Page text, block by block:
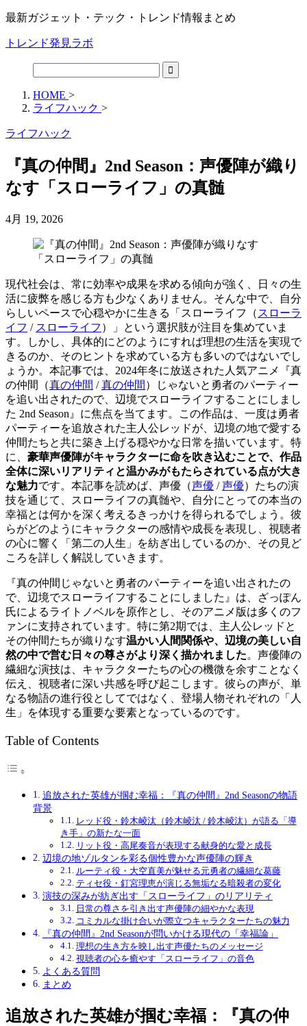
最新ガジェット・テック・トレンド情報まとめ
トレンド発見ラボ
HOME >
ライフハック >
ライフハック
『真の仲間』2nd Season：声優陣が織り
なす「スローライフ」の真髄
4月 19, 2026
現代社会は、常に効率や成果を求める傾向が強く、日々の生
活に疲弊を感じる方も少なくありません。そんな中で、自分
らしいペースで心穏やかに生きる「 スローライフ（ スローラ
イフ / スローライフ ）
」という選択肢が注目を集めていま
す。しかし、具体的にどのようにすれば理想の生活を実現で
きるのか、そのヒントを求めている方も多いのではないでし
ょうか。本記事では、2024年冬に放送された人気アニメ『真
の仲間（真の仲間 /真の仲間 ）
じゃないと勇者のパーティー
を追い出されたので、辺境でスローライフすることにしまし
た 2nd Season』に焦点を当てます。この作品は、一度は勇者
パーティーを追放された主人公レッドが、辺境の地で愛する
仲間たちと共に築き上げる穏やかな日常を描いています。特
に、 豪華声優陣がキャラクターに命を吹き込むことで、作品
全体に深いリアリティと温かみがもたらされている点が大き
な魅力です。本記事を読めば、 声優（声優 /声優） たちの演
技を通じて、スローライフの真髄や、自分にとっての本当の
幸福とは何かを深く考えるきっかけを得られるでしょう。彼
らがどのようにキャラクターの感情や成長を表現し、視聴者
の心に響く「第二の人生」を紡ぎ出しているのか、その見ど
ころを詳しく解説していきます。
『真の仲間じゃないと勇者のパーティーを追い出されたの
で、辺境でスローライフすることにしました』は、ざっぽん
氏によるライトノベルを原作とし、そのアニメ版は多くのフ
ァンに支持されています。特に第2期では、主人公レッドと
その仲間たちが織りなす温かい人間関係や、辺境の美しい自
然の中で営む日々の尊さがより深く描かれました。声優陣の
繊細な演技は、キャラクターたちの心の機微を余すことなく
伝え、視聴者に深い共感を呼び起こします。彼らの声が、単
なる物語の進行役としてではなく、登場人物それぞれの「人
生」を体現する重要な要素となっているのです。
Table of Contents
追放された英雄が掴む幸福：『真の仲間』2nd Seasonの物語
背景
レッド役・鈴木崚汰（鈴木崚汰 / 鈴木崚汰）が語る「導
き手」の新たな一面
リット役・高尾奏音が表現する献身的な愛と成長
辺境の地ゾルタンを彩る個性豊かな声優陣の輝き
ルーティ役・大空直美が魅せる元勇者の繊細な葛藤
ティセ役・釘宮理恵が演じる無垢なる暗殺者の変化
演技の深みが紡ぎ出す「スローライフ」のリアリティ
日常の尊さを引き出す声優陣の細やかな表現
コミカルな掛け合いが際立つキャラクターたちの魅力
『真の仲間』2nd Seasonが問いかける現代の「幸福論」
理想の生き方を映し出す声優たちのメッセージ
視聴者の心を癒やす「スローライフ」の音色
よくある質問
まとめ
追放された英雄が掴む幸福：『真の仲